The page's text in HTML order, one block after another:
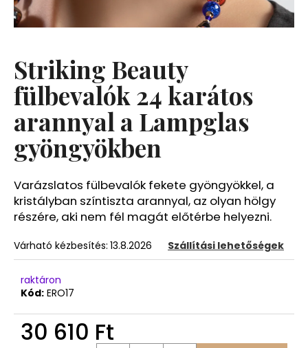
Striking Beauty
fülbevalók 24 karátos
arannyal a Lampglas
gyöngyökben
Varázslatos fülbevalók fekete gyöngyökkel, a
kristályban színtiszta arannyal, az olyan hölgy
részére, aki nem fél magát előtérbe helyezni.
Várható kézbesítés: 13.8.2026 Szállítási lehetőségek
raktáron
Kód: ERO17
30 610 Ft
á
n
l
j
u
k